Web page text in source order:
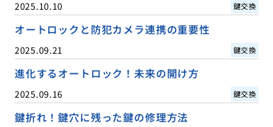
2025.10.10 鍵交換
オートロックと防犯カメラ連携の重要性
2025.09.21 鍵交換
進化するオートロック！未来の開け方
2025.09.16 鍵交換
鍵折れ！鍵穴に残った鍵の修理方法